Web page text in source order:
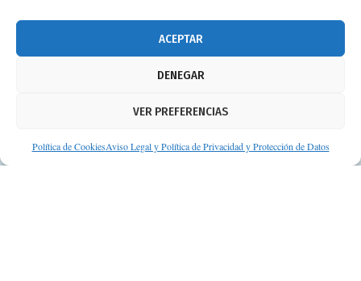
ACEPTAR
DENEGAR
VER PREFERENCIAS
Política de CookiesAviso Legal y Política de Privacidad y Protección de Datos